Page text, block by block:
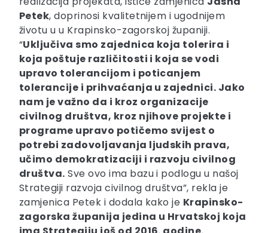
Petek, doprinosi kvalitetnijem i ugodnijem
životu u u Krapinsko-zagorskoj županiji.
“Uključiva smo zajednica koja tolerira i
koja poštuje različitosti i koja se vodi
upravo tolerancijom i poticanjem
tolerancije i prihvaćanja u zajednici. Jako
nam je važno da i kroz organizacije
civilnog društva, kroz njihove projekte i
programe upravo potičemo svijest o
potrebi zadovoljavanja ljudskih prava,
učimo demokratizaciji i razvoju civilnog
društva. Sve ovo ima bazu i podlogu u našoj
Strategiji razvoja civilnog društva”, rekla je
zamjenica Petek i dodala kako je Krapinsko-
zagorska županija jedina u Hrvatskoj koja